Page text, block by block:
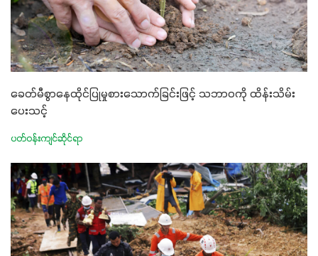
ခေတ်မီစွာနေထိုင်ပြုမှုစားသောက်ခြင်းဖြင့် သဘာဝကို ထိန်းသိမ်း
ပေးသင့်
ပတ်ဝန်းကျင်ဆိုင်ရာ